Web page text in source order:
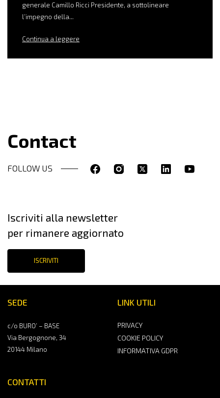
generale Camillo Ricci Presidente, a sottolineare
l’impegno della...
Continua a leggere
Contact
FOLLOW US
SEDE
c/o BURO’ – BASE
Via Bergognone, 34
20144 Milano
CONTATTI
LINK UTILI
PRIVACY
COOKIE POLICY
INFORMATIVA GDPR
Iscriviti alla newsletter
per rimanere aggiornato
ISCRIVITI